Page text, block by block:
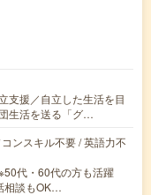
支援／自立した生活を目
生活を送る「グ…
ンスキル不要 / 英語力不
代・60代の方も活躍
相談もOK…